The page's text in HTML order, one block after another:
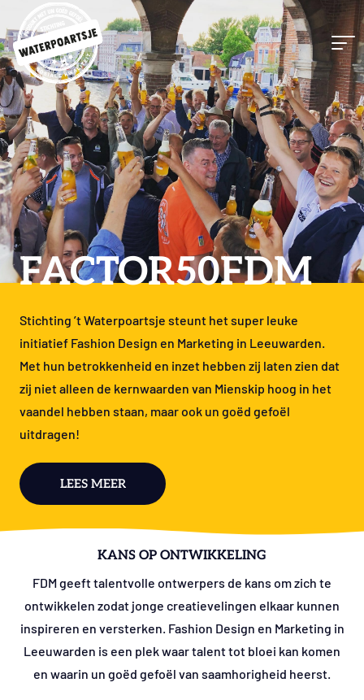
FACTOR50FDM
Stichting ’t Waterpoartsje steunt het super leuke
initiatief Fashion Design en Marketing in Leeuwarden.
Met hun betrokkenheid en inzet hebben zij laten zien dat
zij niet alleen de kernwaarden van Mienskip hoog in het
vaandel hebben staan, maar ook un goëd gefoël
uitdragen!
LEES MEER
KANS OP ONTWIKKELING
FDM geeft talentvolle ontwerpers de kans om zich te
ontwikkelen zodat jonge creatievelingen elkaar kunnen
inspireren en versterken. Fashion Design en Marketing in
Leeuwarden is een plek waar talent tot bloei kan komen
en waarin un goëd gefoël van saamhorigheid heerst.